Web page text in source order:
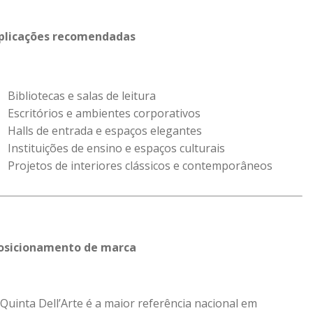
recomendadas
Bibliotecas e salas de leitura
Escritórios e ambientes corporativos
Halls de entrada e espaços elegantes
Instituições de ensino e espaços culturais
Projetos de interiores clássicos e contemporâneos
de marca
Dell’Arte é a maior referência nacional em